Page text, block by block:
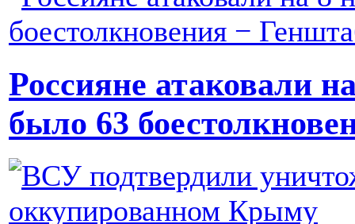
Россияне атаковали
было 63